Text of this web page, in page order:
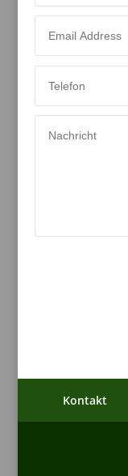
Kontakt